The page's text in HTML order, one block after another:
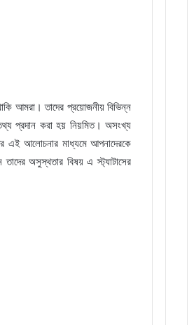
আমরা। তাদের প্রয়োজনীয় বিভিন্ন
প্রদান করা হয় নিয়মিত। অসংখ্য
এই আলোচনার মাধ্যমে আপনাদেরকে
অসুস্থতার বিষয় এ স্ট্যাটাসের